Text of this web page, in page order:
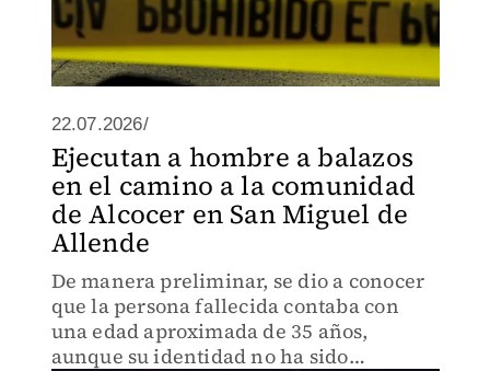
22.07.2026/
Ejecutan a hombre a balazos
en el camino a la comunidad
de Alcocer en San Miguel de
Allende
De manera preliminar, se dio a conocer
que la persona fallecida contaba con
una edad aproximada de 35 años,
aunque su identidad no ha sido